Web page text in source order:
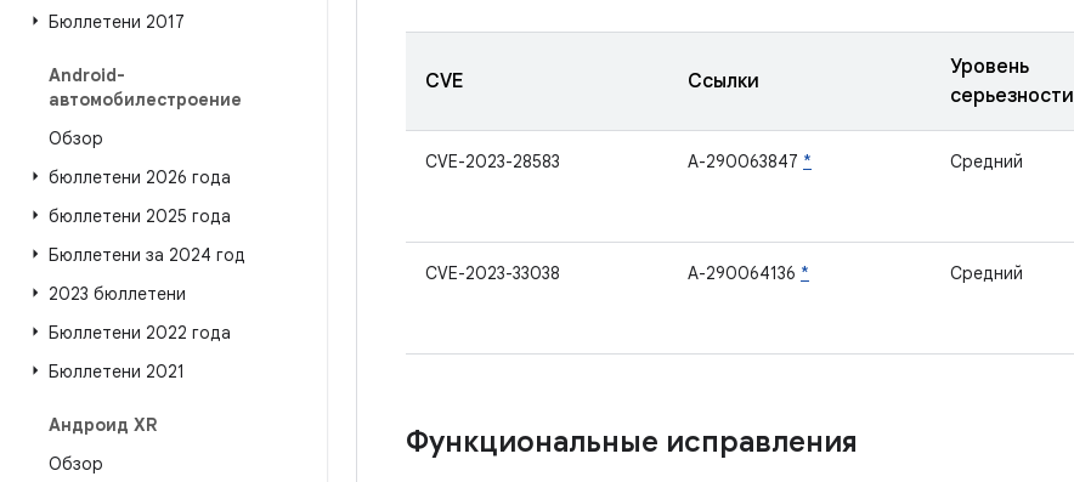
Бюллетени 2017
Android-
автомобилестроение
Обзор
бюллетени 2026 года
бюллетени 2025 года
Бюллетени за 2024 год
2023 бюллетени
Бюллетени 2022 года
Бюллетени 2021
Андроид XR
Обзор
CVE Ссылки
Уровень
серьезности
CVE-2023-28583 A-290063847 * Средний
CVE-2023-33038 A-290064136 * Средний
Функциональные исправления